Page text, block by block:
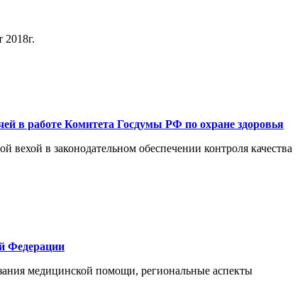
в работе Комитета Госдумы РФ по охране здоровья
в законодательном обеспечении контроля качества
Федерации
медицинской помощи, региональные аспекты